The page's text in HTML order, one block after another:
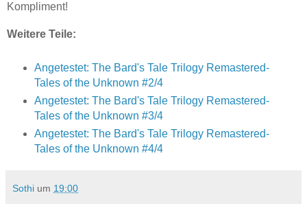
Kompliment!
Weitere Teile:
Angetestet: The Bard's Tale Trilogy Remastered-
Tales of the Unknown #2/4
Angetestet: The Bard's Tale Trilogy Remastered-
Tales of the Unknown #3/4
Angetestet: The Bard's Tale Trilogy Remastered-
Tales of the Unknown #4/4
Sothi um 19:00